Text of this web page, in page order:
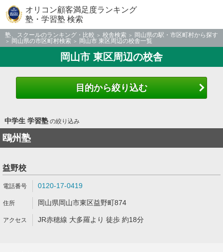
オリコン顧客満足度ランキング
塾・学習塾 検索
塾、スクールのランキング・比較 校舎検索
岡山県の駅・市区町村から探す
岡山県の市区町村検索
岡山市 東区周辺の校舎一覧
岡山市 東区周辺の校舎
目的から絞り込む
中学生 学習塾の絞り込み
鴎州塾
益野校
0120-17-0419
岡山県岡山市東区益野町874
JR赤穂線 大多羅より 徒歩 約18分